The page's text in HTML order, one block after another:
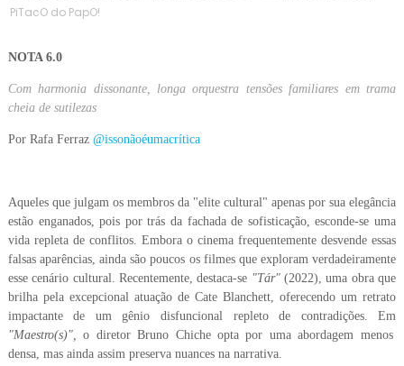
PiTacO do PapO!
NOTA 6.0
Com harmonia dissonante, longa orquestra tensões familiares em trama
cheia de sutilezas
Por Rafa Ferraz @issonãoéumacrítica
Aqueles que julgam os membros da "elite cultural" apenas por sua elegância
estão enganados, pois por trás da fachada de sofisticação, esconde-se uma
vida repleta de conflitos. Embora o cinema frequentemente desvende essas
falsas aparências, ainda são poucos os filmes que exploram verdadeiramente
esse cenário cultural. Recentemente, destaca-se "Tár"(2022), uma obra que
brilha pela excepcional atuação de Cate Blanchett, oferecendo um retrato
impactante de um gênio disfuncional repleto de contradições. Em
"Maestro(s)", o diretor Bruno Chiche opta por uma abordagem menos
densa, mas ainda assim preserva nuances na narrativa.